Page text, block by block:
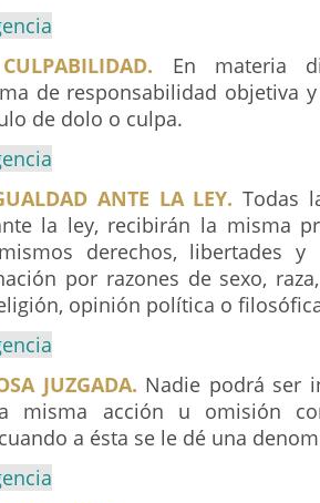
En materia
de responsabilidad objetiva
de dolo o culpa.
ANTE LA LEY. Todas
la ley, recibirán la misma
derechos, libertades y
por razones de sexo,
opinión política o
JUZGADA. Nadie podrá ser
misma acción u omisión
a ésta se le dé una